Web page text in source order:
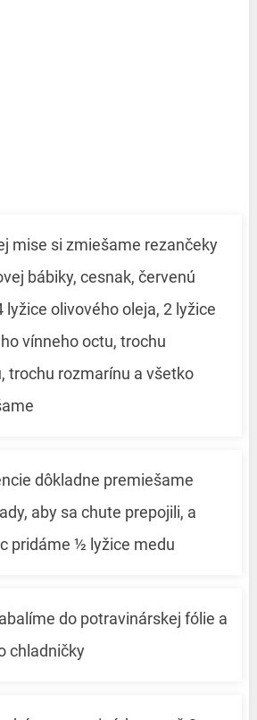
mise si zmiešame rezančeky
bábiky, cesnak, červenú
lyžice olivového oleja, 2 lyžice
vínneho octu, trochu
trochu rozmarínu a všetko
dôkladne premiešame
aby sa chute prepojili, a
pridáme ½ lyžice medu
do potravinárskej fólie a
chladničky